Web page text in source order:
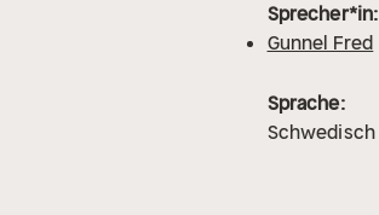
Sprecher*in:
Gunnel Fred
Sprache:
Schwedisch